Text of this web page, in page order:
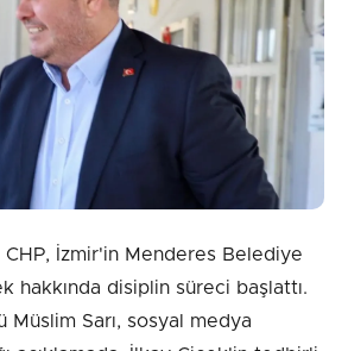
CHP, İzmir'in Menderes Belediye
hakkında disiplin süreci başlattı.
Müslim Sarı, sosyal medya